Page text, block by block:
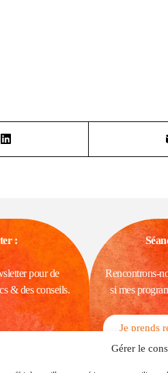
Gérer le
:
pour de
& des conseils.
​Rencontrons-
si mes
Je prends